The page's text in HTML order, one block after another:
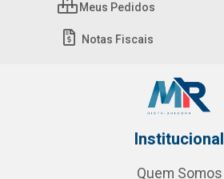
Meus Pedidos
Notas Fiscais
Institucional
Quem Somos